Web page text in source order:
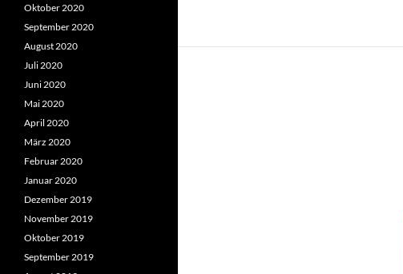
Oktober 2020
September 2020
August 2020
Juli 2020
Juni 2020
Mai 2020
April 2020
März 2020
Februar 2020
Januar 2020
Dezember 2019
November 2019
Oktober 2019
September 2019